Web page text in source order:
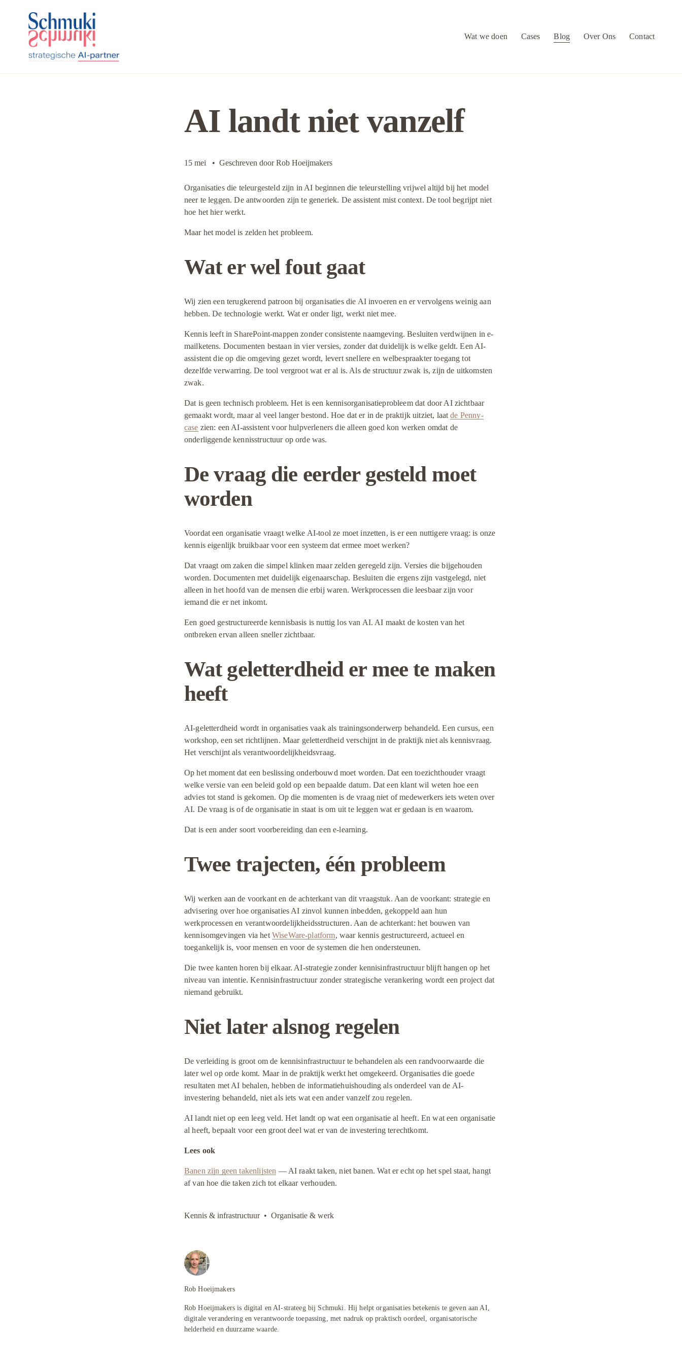
Wat we doen Cases Blog Over Ons Contact
AI landt niet vanzelf
15 mei Geschreven doorRob Hoeijmakers
Organisaties die teleurgesteld zijn in AI beginnen die teleurstelling vrijwel altijd bij het model
neer te leggen. De antwoorden zijn te generiek. De assistent mist context. De tool begrijpt niet
hoe het hier werkt.
Maar het model is zelden het probleem.
Wat er wel fout gaat
Wij zien een terugkerend patroon bij organisaties die AI invoeren en er vervolgens weinig aan
hebben. De technologie werkt. Wat er onder ligt, werkt niet mee.
Kennis leeft in SharePoint-mappen zonder consistente naamgeving. Besluiten verdwijnen in e-
mailketens. Documenten bestaan in vier versies, zonder dat duidelijk is welke geldt. Een AI-
assistent die op die omgeving gezet wordt, levert snellere en welbespraakter toegang tot
dezelfde verwarring. De tool vergroot wat er al is. Als de structuur zwak is, zijn de uitkomsten
zwak.
Dat is geen technisch probleem. Het is een kennisorganisatieprobleem dat door AI zichtbaar
gemaakt wordt, maar al veel langer bestond. Hoe dat er in de praktijk uitziet, laat de Penny-
case zien: een AI-assistent voor hulpverleners die alleen goed kon werken omdat de
onderliggende kennisstructuur op orde was.
De vraag die eerder gesteld moet
worden
Voordat een organisatie vraagt welke AI-tool ze moet inzetten, is er een nuttigere vraag: is onze
kennis eigenlijk bruikbaar voor een systeem dat ermee moet werken?
Dat vraagt om zaken die simpel klinken maar zelden geregeld zijn. Versies die bijgehouden
worden. Documenten met duidelijk eigenaarschap. Besluiten die ergens zijn vastgelegd, niet
alleen in het hoofd van de mensen die erbij waren. Werkprocessen die leesbaar zijn voor
iemand die er net inkomt.
Een goed gestructureerde kennisbasis is nuttig los van AI. AI maakt de kosten van het
ontbreken ervan alleen sneller zichtbaar.
Wat geletterdheid er mee te maken
heeft
AI-geletterdheid wordt in organisaties vaak als trainingsonderwerp behandeld. Een cursus, een
workshop, een set richtlijnen. Maar geletterdheid verschijnt in de praktijk niet als kennisvraag.
Het verschijnt als verantwoordelijkheidsvraag.
Op het moment dat een beslissing onderbouwd moet worden. Dat een toezichthouder vraagt
welke versie van een beleid gold op een bepaalde datum. Dat een klant wil weten hoe een
advies tot stand is gekomen. Op die momenten is de vraag niet of medewerkers iets weten over
AI. De vraag is of de organisatie in staat is om uit te leggen wat er gedaan is en waarom.
Dat is een ander soort voorbereiding dan een e-learning.
Twee trajecten, één probleem
Wij werken aan de voorkant en de achterkant van dit vraagstuk. Aan de voorkant: strategie en
advisering over hoe organisaties AI zinvol kunnen inbedden, gekoppeld aan hun
werkprocessen en verantwoordelijkheidsstructuren. Aan de achterkant: het bouwen van
kennisomgevingen via het WiseWare-platform, waar kennis gestructureerd, actueel en
toegankelijk is, voor mensen en voor de systemen die hen ondersteunen.
Die twee kanten horen bij elkaar. AI-strategie zonder kennisinfrastructuur blijft hangen op het
niveau van intentie. Kennisinfrastructuur zonder strategische verankering wordt een project dat
niemand gebruikt.
Niet later alsnog regelen
De verleiding is groot om de kennisinfrastructuur te behandelen als een randvoorwaarde die
later wel op orde komt. Maar in de praktijk werkt het omgekeerd. Organisaties die goede
resultaten met AI behalen, hebben de informatiehuishouding als onderdeel van de AI-
investering behandeld, niet als iets wat een ander vanzelf zou regelen.
AI landt niet op een leeg veld. Het landt op wat een organisatie al heeft. En wat een organisatie
al heeft, bepaalt voor een groot deel wat er van de investering terechtkomt.
Lees ook
Banen zijn geen takenlijsten — AI raakt taken, niet banen. Wat er echt op het spel staat, hangt
af van hoe die taken zich tot elkaar verhouden.
Kennis & infrastructuur Organisatie & werk
Rob Hoeijmakers
Rob Hoeijmakers is digital en AI-strateeg bij Schmuki. Hij helpt organisaties betekenis te geven aan AI,
digitale verandering en verantwoorde toepassing, met nadruk op praktisch oordeel, organisatorische
helderheid en duurzame waarde.